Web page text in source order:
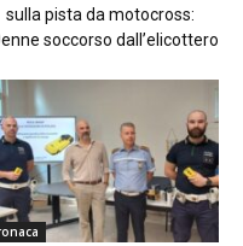
sulla pista da motocross:
soccorso dall’elicottero